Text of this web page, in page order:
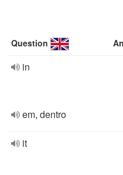
Question
in
em, dentro
it